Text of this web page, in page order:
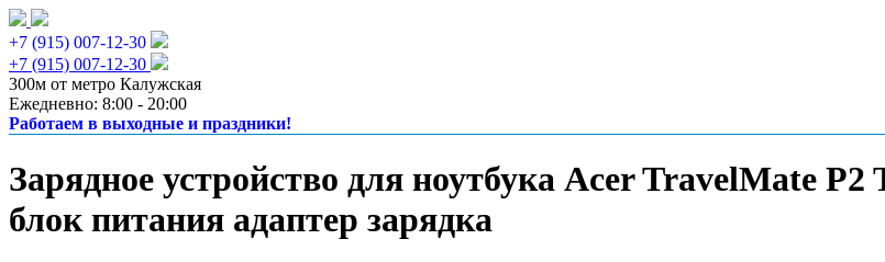
+7 (915) 007-12-30
+7 (915) 007-12-30
300м от метро Калужская
Ежедневно: 8:00 - 20:00
Работаем в выходные и праздники!
Зарядное устройство для ноутбука Acer TravelMate P2
блок питания адаптер зарядка